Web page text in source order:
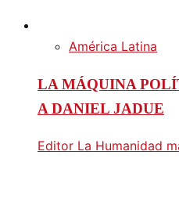
América Latina
LA MÁQUINA
A DANIEL JADUE
Editor La Humanidad